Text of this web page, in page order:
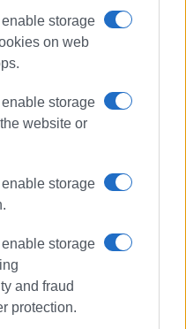
enable storage
on web
enable storage
website or
enable storage
enable storage
and fraud
protection.
με ειδίκευση
είναι κάτοχος
το Πανεπιστήμιο του
στο